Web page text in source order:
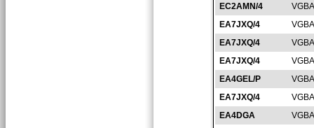
EC2AMN/4
EA7JXQ/4
EA7JXQ/4
EA7JXQ/4
EA4GEL/P
EA7JXQ/4
EA4DGA